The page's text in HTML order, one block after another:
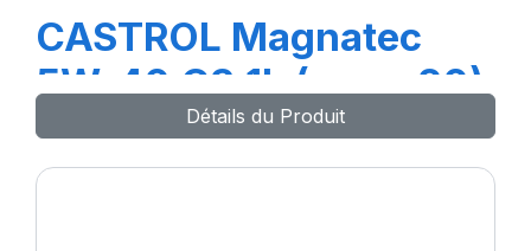
CASTROL Magnatec
5W-40 C3 1L (nouv 20)
Détails du Produit